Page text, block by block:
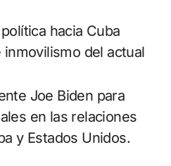
hacia Cuba
del actual
Joe Biden para
en las relaciones
y Estados Unidos.